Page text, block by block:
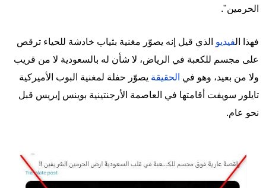
الحرمين".
فهذا الفيديو الذي قيل إنه يصوّر مغنية بثياب خادشة للحياء ترقص
على مجسم للكعبة في الرياض، لا شأن له بالسعودية لا من قريب
ولا من بعيد، وهو في الحقيقة يصوّر حفلة لمغنية البوب الأميركية
تايلور سويفت أقامتها في العاصمة الأرجنتينية بوينس إيريس قبل
نحو عام.
Image